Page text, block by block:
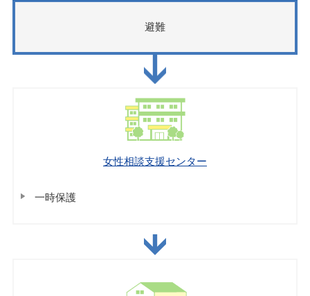
避難
女性相談支援センター
一時保護